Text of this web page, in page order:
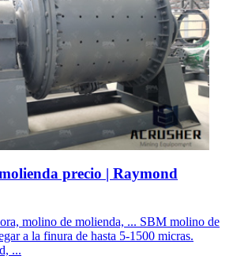
precio | Raymond
molino de molienda, ... SBM molino de
a la finura de hasta 5-1500 micras.
...